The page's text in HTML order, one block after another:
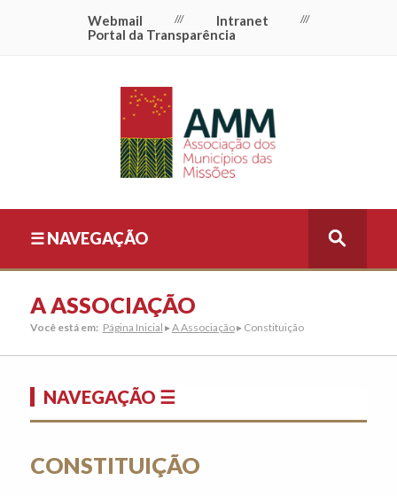
Webmail /// Intranet ///
Portal da Transparência
☰ NAVEGAÇÃO
A ASSOCIAÇÃO
Você está em: Página Inicial ▸A Associação▸ Constituição
CONSTITUIÇÃO
NAVEGAÇÃO ☰